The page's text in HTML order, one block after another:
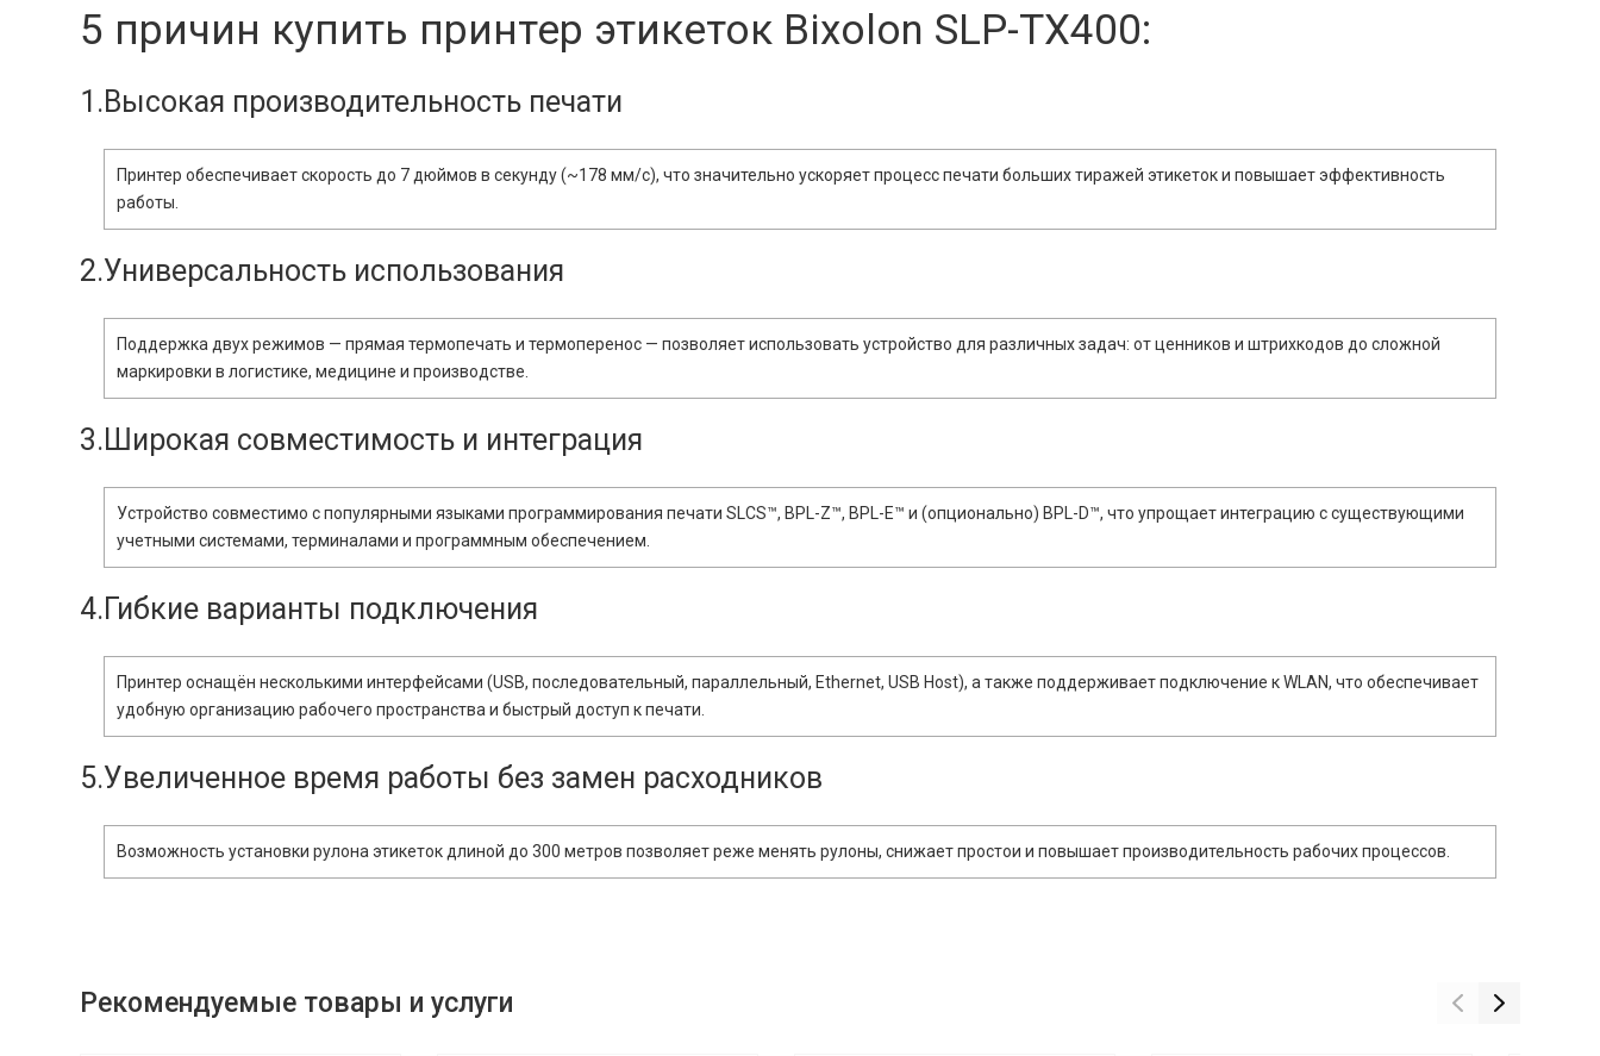
5 причин купить принтер этикеток Bixolon SLP-TX400:
1.Высокая производительность печати
Принтер обеспечивает скорость до 7 дюймов в секунду (~178 мм/с), что значительно ускоряет процесс печати больших тиражей этикеток и повышает эффективность
работы.
2.Универсальность использования
Поддержка двух режимов — прямая термопечать и термоперенос — позволяет использовать устройство для различных задач: от ценников и штрихкодов до сложной
маркировки в логистике, медицине и производстве.
3.Широкая совместимость и интеграция
Устройство совместимо с популярными языками программирования печати SLCS™, BPL-Z™, BPL-E™ и (опционально) BPL-D™, что упрощает интеграцию с существующими
учетными системами, терминалами и программным обеспечением.
4.Гибкие варианты подключения
Принтер оснащён несколькими интерфейсами (USB, последовательный, параллельный, Ethernet, USB Host), а также поддерживает подключение к WLAN, что обеспечивает
удобную организацию рабочего пространства и быстрый доступ к печати.
5.Увеличенное время работы без замен расходников
Возможность установки рулона этикеток длиной до 300 метров позволяет реже менять рулоны, снижает простои и повышает производительность рабочих процессов.
Рекомендуемые товары и услуги